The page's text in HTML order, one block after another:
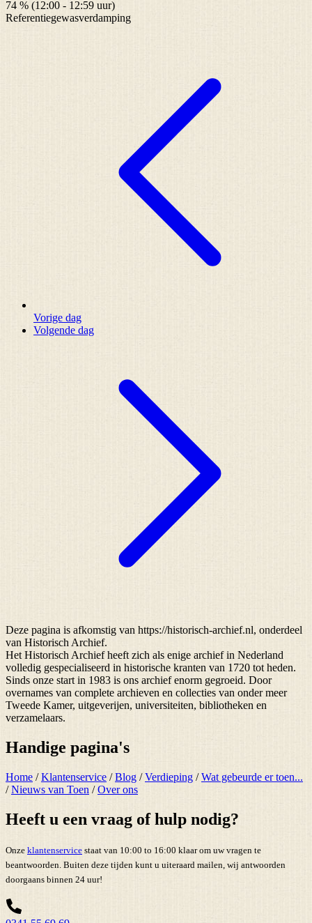
74 % (12:00 - 12:59 uur)
Referentiegewasverdamping
Vorige dag
Volgende dag
Deze pagina is afkomstig van https://historisch-archief.nl, onderdeel
van Historisch Archief.
Het Historisch Archief heeft zich als enige archief in Nederland
volledig gespecialiseerd in historische kranten van 1720 tot heden.
Sinds onze start in 1983 is ons archief enorm gegroeid. Door
overnames van complete archieven en collecties van onder meer
Tweede Kamer, uitgeverijen, universiteiten, bibliotheken en
verzamelaars.
Handige pagina's
Home /Klantenservice /Blog /Verdieping /Wat gebeurde er toen...
/Nieuws van Toen /Over ons
Heeft u een vraag of hulp nodig?
Onze klantenservice staat van 10:00 to 16:00 klaar om uw vragen te
beantwoorden. Buiten deze tijden kunt u uiteraard mailen, wij antwoorden
doorgaans binnen 24 uur!